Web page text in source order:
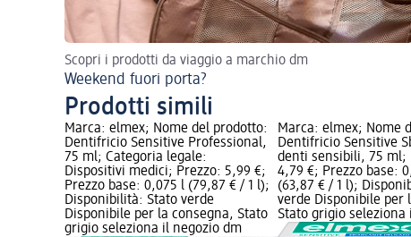
Scopri i prodotti da viaggio a marchio dm
Weekend fuori porta?
Prodotti simili
Marca: elmex; Nome del prodotto:
Dentifricio Sensitive Professional,
75 ml; Categoria legale:
Dispositivi medici; Prezzo: 5,99 €;
Prezzo base: 0,075 l (79,87 € / 1 l);
Disponibilità: Stato verde
Disponibile per la consegna, Stato
grigio seleziona il negozio dm
Marca: elmex; Nome
Dentifricio Sensitive
denti sensibili, 75 ml;
4,79 €; Prezzo base:
(63,87 € / 1 l);
verde Disponibile per
Stato grigio seleziona